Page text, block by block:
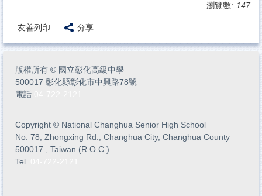
瀏覽數: 147
友善列印 分享
版權所有 © 國立彰化高級中學
500017 彰化縣彰化市中興路78號
電話
Copyright © National Changhua Senior High School
No. 78, Zhongxing Rd., Changhua City, Changhua County
500017 , Taiwan (R.O.C.)
Tel.